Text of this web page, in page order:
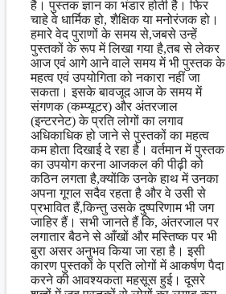
है। पुस्तक ज्ञान का भंडार होती है। फिर
चाहे वे धार्मिक हो, शैक्षिक या मनोरंजक हो।
हमारे वेद पुराणों के समय से,जबसे उन्हें
पुस्तकों के रूप में लिखा गया है,तब से लेकर
आज एवं आगे आने वाले समय में भी पुस्तक के
महत्व एवं उपयोगिता को नकारा नहीं जा
सकता। इसके बावजूद आज के समय में
संगणक (कम्प्यूटर) और अंतरजाल
(इन्टरनेट) के प्रति लोगों का लगाव
अधिकाधिक हो जाने से पुस्तकों का महत्व
कम होता दिखाई दे रहा है। वर्तमान में पुस्तक
का उपयोग करना आजकल की पीढ़ी को
कठिन लगता है,क्योंकि उनके हाथ में उनका
अपना गूगल सदैव रहता है और वे उसी से
प्रभावित हैं,किन्तु उसके दुष्परिणाम भी जग
जाहिर हैं। सभी जानते हैं कि, अंतरजाल पर
लगातार बैठने से आँखों और मस्तिष्क पर भी
बुरा असर अनुभव किया जा रहा है। इसी
कारण पुस्तकों के प्रति लोगों में आकर्षण पैदा
करने की आवश्यकता महसूस हुई। दूसरे